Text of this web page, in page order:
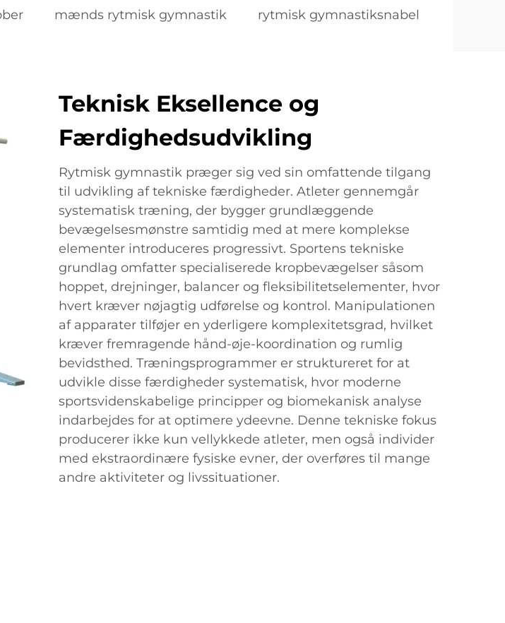
mænds rytmisk gymnastik rytmisk gymnastiksnabel
Teknisk Eksellence og
Færdighedsudvikling
Rytmisk gymnastik præger sig ved sin omfattende tilgang
til udvikling af tekniske færdigheder. Atleter gennemgår
systematisk træning, der bygger grundlæggende
bevægelsesmønstre samtidig med at mere komplekse
elementer introduceres progressivt. Sportens tekniske
grundlag omfatter specialiserede kropbevægelser såsom
hoppet, drejninger, balancer og fleksibilitetselementer, hvor
hvert kræver nøjagtig udførelse og kontrol. Manipulationen
af apparater tilføjer en yderligere komplexitetsgrad, hvilket
kræver fremragende hånd-øje-koordination og rumlig
bevidsthed. Træningsprogrammer er struktureret for at
udvikle disse færdigheder systematisk, hvor moderne
sportsvidenskabelige principper og biomekanisk analyse
indarbejdes for at optimere ydeevne. Denne tekniske fokus
producerer ikke kun vellykkede atleter, men også individer
med ekstraordinære fysiske evner, der overføres til mange
andre aktiviteter og livssituationer.